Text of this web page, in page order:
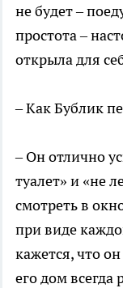
не будет –
простота –
открыла для
– Как Бублик
– Он отлично
туалет» и «не
смотреть в
при виде
кажется, что
его дом всегда